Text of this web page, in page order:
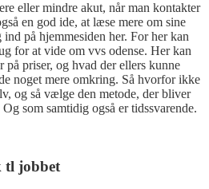
eller mindre akut, når man kontakter
en god ide, at læse mere om sine
på hjemmesiden her. For her kan
for at vide om vvs odense. Her kan
på priser, og hvad der ellers kunne
noget mere omkring. Så hvorfor ikke
og så vælge den metode, der bliver
som samtidig også er tidssvarende.
tl jobbet